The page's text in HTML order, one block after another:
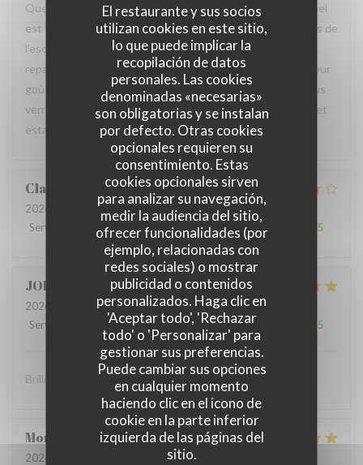
El restaurante y sus socios
utilizan cookies en este sitio,
lo que puede implicar la
recopilación de datos
personales. Las cookies
denominadas «necesarias»
son obligatorias y se instalan
por defecto. Otras cookies
opcionales requieren su
consentimiento. Estas
cookies opcionales sirven
para analizar su navegación,
medir la audiencia del sitio,
ofrecer funcionalidades (por
ejemplo, relacionadas con
redes sociales) o mostrar
publicidad o contenidos
personalizados. Haga clic en
'Aceptar todo', 'Rechazar
todo' o 'Personalizar' para
gestionar sus preferencias.
Puede cambiar sus opciones
en cualquier momento
haciendo clic en el icono de
cookie en la parte inferior
izquierda de las páginas del
sitio.
Quelle découverte nous nous sommes régalés, le personnel
est très accueillant et chaleureux. Les cuisiniers au-dessus de
l’escalier sont au top. Nous avons apprécié fortement nos
repas. Le petit conseil sur la bière et le petit échantillon pour
goûter nous a confirmé que la bière était super bonne Nous
verrons, remercions fortement et nous vous conseillons cet
estaminet Total du repas 46€ pour deux
Claire
2026-07-22
- 12:30 - Invitados 2
Servicio
Ambiente 5 Menú : 4/5 Calidad / Precio /5
JOHN
2026-07-10
- 19:00 - Invitados 2
Servicio
Ambiente: 5 /5 Menú 5/5 Calidad / Precio /5
Brilliant food and brilliant sevice
Montaigne
2026-07-07
- 19:30 - Invitados 3